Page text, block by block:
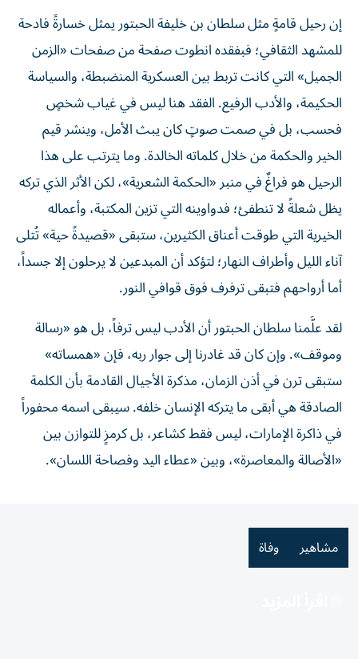
إن رحيل قامةٍ مثل سلطان بن خليفة الحبتور يمثل خسارةً فادحة
للمشهد الثقافي؛ فبفقده انطوت صفحة من صفحات «الزمن
الجميل» التي كانت تربط بين العسكرية المنضبطة، والسياسة
الحكيمة، والأدب الرفيع. الفقد هنا ليس في غياب شخصٍ
فحسب، بل في صمت صوتٍ كان يبث الأمل، وينشر قيم
الخير والحكمة من خلال كلماته الخالدة. وما يترتب على هذا
الرحيل هو فراغٌ في منبر «الحكمة الشعرية»، لكن الأثر الذي تركه
يظل شعلةً لا تنطفئ؛ فدواوينه التي تزين المكتبة، وأعماله
الخيرية التي طوقت أعناق الكثيرين، ستبقى «قصيدةً حية» تُتلى
آناء الليل وأطراف النهار؛ لتؤكد أن المبدعين لا يرحلون إلا جسداً،
أما أرواحهم فتبقى ترفرف فوق قوافي النور.
لقد علَّمنا سلطان الحبتور أن الأدب ليس ترفاً، بل هو «رسالة
وموقف». وإن كان قد غادرنا إلى جوار ربه، فإن «همساته»
ستبقى ترن في أذن الزمان، مذكرة الأجيال القادمة بأن الكلمة
الصادقة هي أبقى ما يتركه الإنسان خلفه. سيبقى اسمه محفوراً
في ذاكرة الإمارات، ليس فقط كشاعر، بل كرمزٍ للتوازن بين
«الأصالة والمعاصرة»، وبين «عطاء اليد وفصاحة اللسان».
مشاهير وفاة